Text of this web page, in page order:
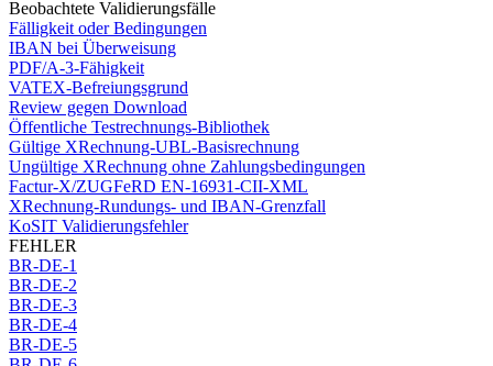
Beobachtete Validierungsfälle
Fälligkeit oder Bedingungen
IBAN bei Überweisung
PDF/A-3-Fähigkeit
VATEX-Befreiungsgrund
Review gegen Download
Öffentliche Testrechnungs-Bibliothek
Gültige XRechnung-UBL-Basisrechnung
Ungültige XRechnung ohne Zahlungsbedingungen
Factur-X/ZUGFeRD EN-16931-CII-XML
XRechnung-Rundungs- und IBAN-Grenzfall
KoSIT Validierungsfehler
FEHLER
BR-DE-1
BR-DE-2
BR-DE-3
BR-DE-4
BR-DE-5